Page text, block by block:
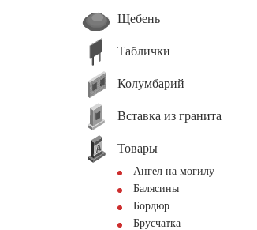
Щебень
Таблички
Колумбарий
Вставка из гранита
Товары
Ангел на могилу
Балясины
Бордюр
Брусчатка